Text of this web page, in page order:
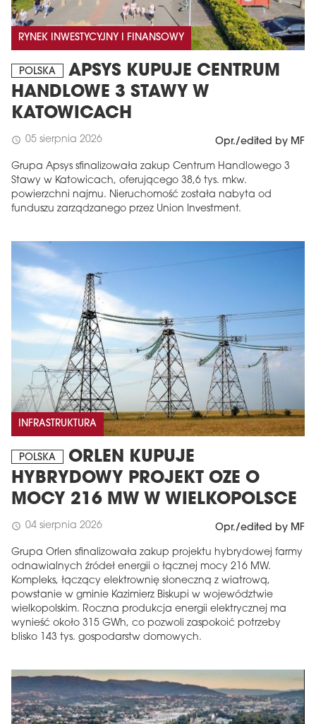
RYNEK INWESTYCYJNY I FINANSOWY
POLSKA
APSYS KUPUJE CENTRUM
HANDLOWE 3 STAWY W
KATOWICACH
schedule 05 sierpnia 2026 Opr./edited by MF
Grupa Apsys sfinalizowała zakup Centrum Handlowego 3
Stawy w Katowicach, oferującego 38,6 tys. mkw.
powierzchni najmu. Nieruchomość została nabyta od
funduszu zarządzanego przez Union Investment.
INFRASTRUKTURA
POLSKA
ORLEN KUPUJE
HYBRYDOWY PROJEKT OZE O
MOCY 216 MW W WIELKOPOLSCE
schedule 04 sierpnia 2026 Opr./edited by MF
Grupa Orlen sfinalizowała zakup projektu hybrydowej farmy
odnawialnych źródeł energii o łącznej mocy 216 MW.
Kompleks, łączący elektrownię słoneczną z wiatrową,
powstanie w gminie Kazimierz Biskupi w województwie
wielkopolskim. Roczna produkcja energii elektrycznej ma
wynieść około 315 GWh, co pozwoli zaspokoić potrzeby
blisko 143 tys. gospodarstw domowych.